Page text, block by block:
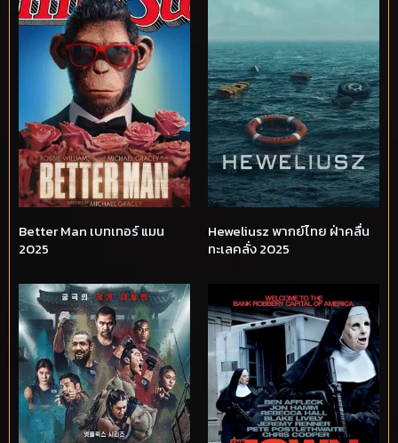
Better Man เบทเทอร์ แมน
2025
Heweliusz พากย์ไทย ฝ่าคลื่น
ทะเลคลั่ง 2025